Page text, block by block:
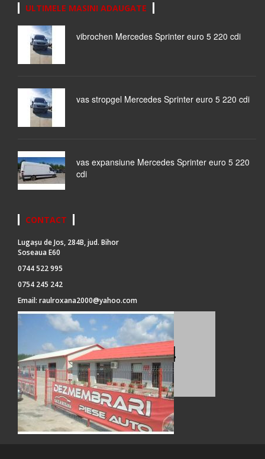
ULTIMELE MASINI ADAUGATE
vibrochen Mercedes Sprinter euro 5 220 cdi
vas stropgel Mercedes Sprinter euro 5 220 cdi
vas expansiune Mercedes Sprinter euro 5 220
cdi
CONTACT
Lugașu de Jos, 284B, jud. Bihor
Soseaua E60
0744 522 995
0754 245 242
Email: raulroxana2000@yahoo.com